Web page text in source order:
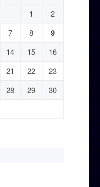
1
2
7 8 9
14 15
16
21 22
23
28 29
30